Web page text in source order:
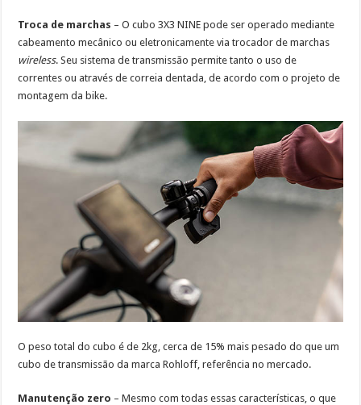
Troca de marchas – O cubo 3X3 NINE pode ser operado mediante
cabeamento mecânico ou eletronicamente via trocador de marchas
wireless. Seu sistema de transmissão permite tanto o uso de
correntes ou através de correia dentada, de acordo com o projeto de
montagem da bike.
O peso total do cubo é de 2kg, cerca de 15% mais pesado do que um
cubo de transmissão da marca Rohloff, referência no mercado.
Manutenção zero – Mesmo com todas essas características, o que